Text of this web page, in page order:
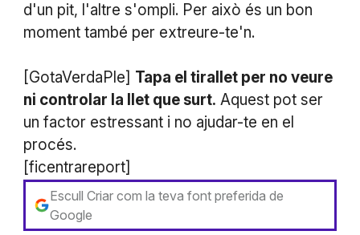
d'un pit, l'altre s'ompli. Per això és un bon
moment també per extreure-te'n.
[GotaVerdaPle] Tapa el tirallet per no veure
ni controlar la llet que surt. Aquest pot ser
un factor estressant i no ajudar-te en el
procés.
[ficentrareport]
Escull Criar com la teva font preferida de
Google